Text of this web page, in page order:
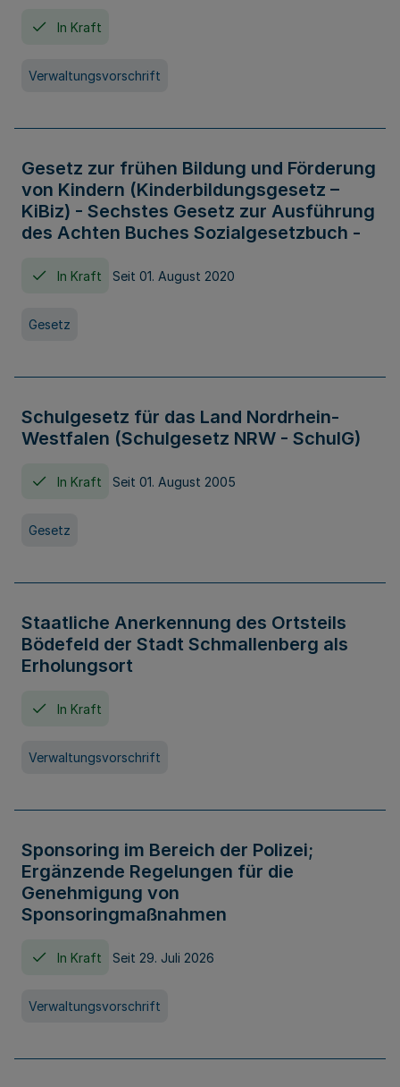
In Kraft
Verwaltungsvorschrift
Gesetz zur frühen Bildung und Förderung
von Kindern (Kinderbildungsgesetz –
KiBiz) - Sechstes Gesetz zur Ausführung
des Achten Buches Sozialgesetzbuch -
In Kraft Seit 01. August 2020
Gesetz
Schulgesetz für das Land Nordrhein-
Westfalen (Schulgesetz NRW - SchulG)
In Kraft Seit 01. August 2005
Gesetz
Staatliche Anerkennung des Ortsteils
Bödefeld der Stadt Schmallenberg als
Erholungsort
In Kraft
Verwaltungsvorschrift
Sponsoring im Bereich der Polizei;
Ergänzende Regelungen für die
Genehmigung von
Sponsoringmaßnahmen
In Kraft Seit 29. Juli 2026
Verwaltungsvorschrift